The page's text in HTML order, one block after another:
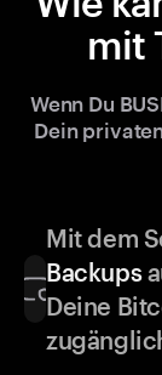
mit
Wenn Du
Dein
Mit dem
Backups
Deine